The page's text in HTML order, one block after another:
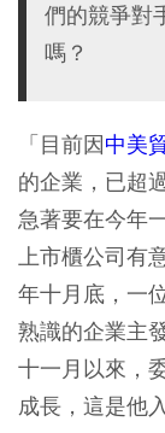
們的競爭對
嗎？
「目前因中美
的企業，已超
急著要在今年
上市櫃公司有
年十月底，一
熟識的企業主
十一月以來，
成長，這是他